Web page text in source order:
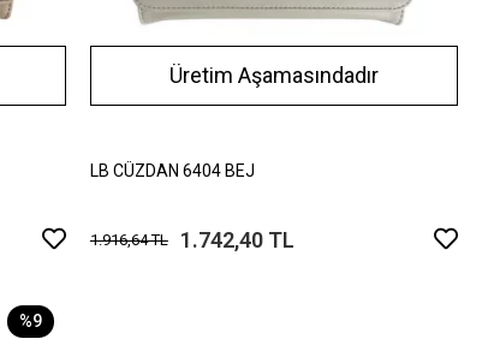
Üretim Aşamasındadır
LB CÜZDAN 6404 BEJ
1.916,64 TL 1.742,40 TL
%9